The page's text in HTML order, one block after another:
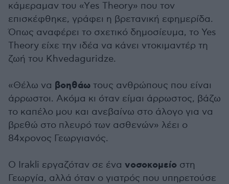
κάμεραμαν του «Υes Theory» που τον
επισκέφθηκε, γράφει η βρετανική εφημερίδα.
Όπως αναφέρει το σχετικό δημοσίευμα, το Yes
Theory είχε την ιδέα να κάνει ντοκιμαντέρ τη
ζωή του Khvedaguridze.
«Θέλω να βοηθάω τους ανθρώπους που είναι
άρρωστοι. Ακόμα κι όταν είμαι άρρωστος, βάζω
το καπέλο μου και ανεβαίνω στο άλογο για να
βρεθώ στο πλευρό των ασθενών» λέει ο
84χρονος Γεωργιανός.
Ο Irakli εργαζόταν σε ένα νοσοκομείο στη
Γεωργία, αλλά όταν ο γιατρός που υπηρετούσε